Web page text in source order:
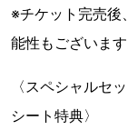
※チケット完売後
能性もございます
〈スペシャルセ
シート特典〉